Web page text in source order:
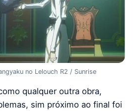
no Lelouch R2 / Sunrise
qualquer outra obra,
sim próximo ao final foi